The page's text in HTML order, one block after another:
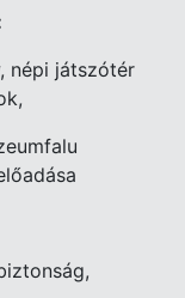
népi játszótér